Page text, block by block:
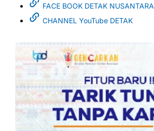
FACE BOOK DETAK NUSANTARA
CHANNEL YouTube DETAK